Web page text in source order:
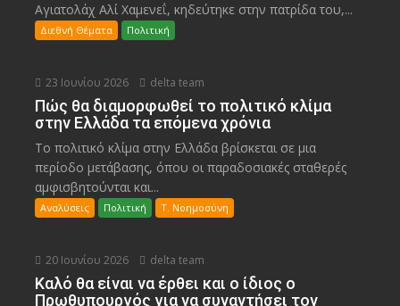
Αγιατολάχ Αλί Χαμενεΐ, κηδεύτηκε στην πατρίδα του,...
Διεθνή Θέματα Πολιτική
23 Ιουνίου 2026 delta team
Πώς θα διαμορφωθεί το πολιτικό κλίμα
στην Ελλάδα τα επόμενα χρόνια
Το πολιτικό κλίμα στην Ελλάδα βρίσκεται σε μια
περίοδο μετάβασης, όπου οι παραδοσιακές σταθερές
αμφισβητούνται και...
Αναλύσεις Πολιτική Τ. Νοημοσύνη
20 Ιουνίου 2026 delta team
Καλό θα είναι να έρθει και ο ίδιος ο
Πρωθυπουργός για να συναντήσει τον